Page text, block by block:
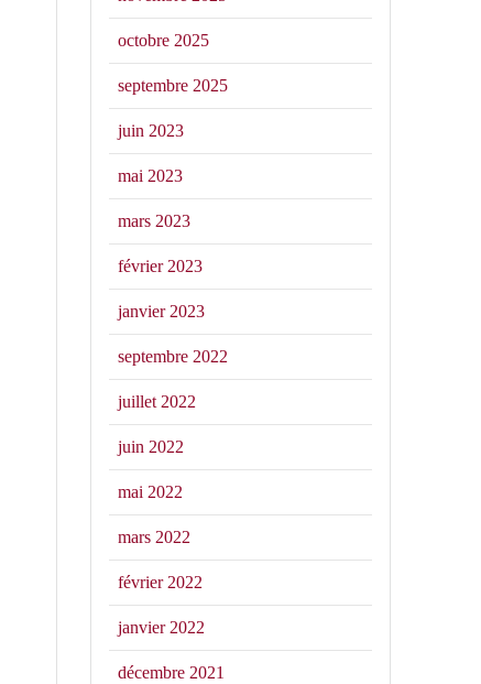
octobre 2025
septembre 2025
juin 2023
mai 2023
mars 2023
février 2023
janvier 2023
septembre 2022
juillet 2022
juin 2022
mai 2022
mars 2022
février 2022
janvier 2022
décembre 2021